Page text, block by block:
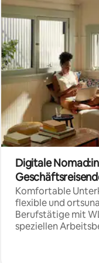
Digitale
Komfortable
flexible und
Berufstätige mit
speziellen